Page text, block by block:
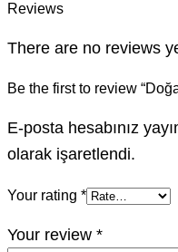
Reviews
There are no reviews
Be the first to review
E-posta hesabınız
olarak işaretlendi.
Your rating *
Your review *